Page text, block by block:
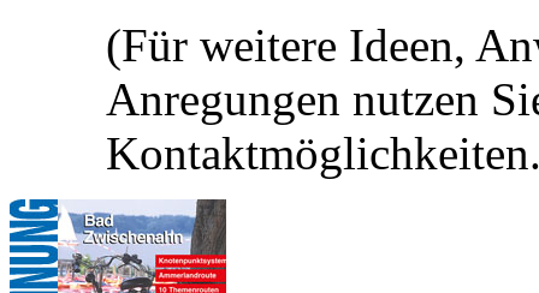
(Für weitere Ideen,
Anregungen nutzen